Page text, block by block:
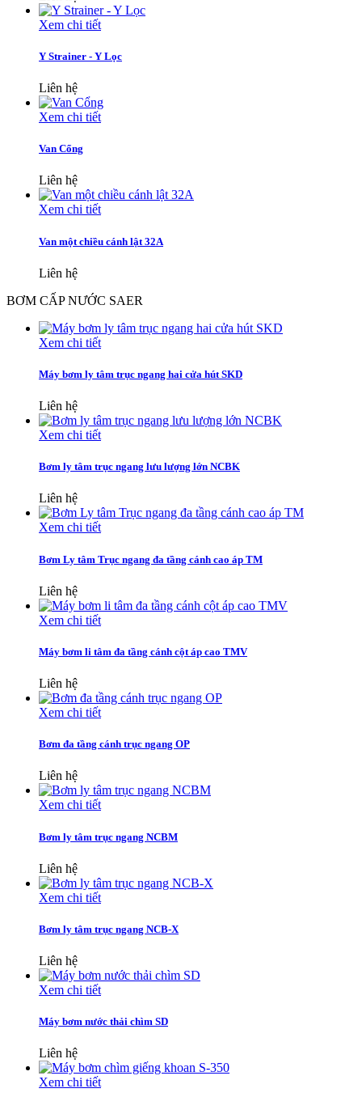
Xem chi tiết
Y Strainer - Y Lọc
Liên hệ
Xem chi tiết
Van Cổng
Liên hệ
Xem chi tiết
Van một chiều cánh lật 32A
Liên hệ
BƠM CẤP NƯỚC SAER
Xem chi tiết
Máy bơm ly tâm trục ngang hai cửa hút SKD
Liên hệ
Xem chi tiết
Bơm ly tâm trục ngang lưu lượng lớn NCBK
Liên hệ
Xem chi tiết
Bơm Ly tâm Trục ngang đa tầng cánh cao áp TM
Liên hệ
Xem chi tiết
Máy bơm li tâm đa tầng cánh cột áp cao TMV
Liên hệ
Xem chi tiết
Bơm đa tầng cánh trục ngang OP
Liên hệ
Xem chi tiết
Bơm ly tâm trục ngang NCBM
Liên hệ
Xem chi tiết
Bơm ly tâm trục ngang NCB-X
Liên hệ
Xem chi tiết
Máy bơm nước thải chìm SD
Liên hệ
Xem chi tiết